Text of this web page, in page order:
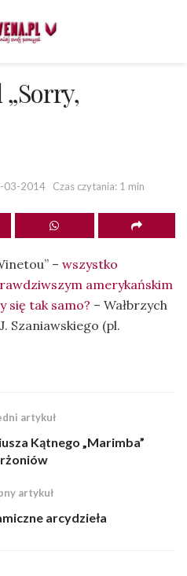
03-2014 Czas czytania: 1 min
– wszystko
amery­kańskim
się tak samo? – Wałbrzych
Szaniawskiego (pl.
artykuł
Kątnego „Marimba”
artykuł
arcydzieła